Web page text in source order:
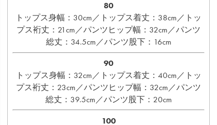
80
トップス身幅：30cm／トップス着丈：38cm／トッ
プス裄丈：21cm／パンツヒップ幅：32cm／パンツ
総丈：34.5cm／パンツ股下：16cm
90
トップス身幅：32cm／トップス着丈：40cm／トッ
プス裄丈：23cm／パンツヒップ幅：32cm／パンツ
総丈：39.5cm／パンツ股下：20cm
100